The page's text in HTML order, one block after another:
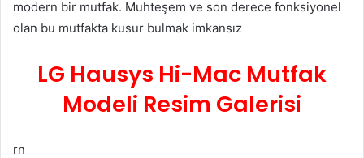
modern bir mutfak. Muhteşem ve son derece fonksiyonel
olan bu mutfakta kusur bulmak imkansız
LG Hausys Hi-Mac Mutfak
Modeli Resim Galerisi
rn